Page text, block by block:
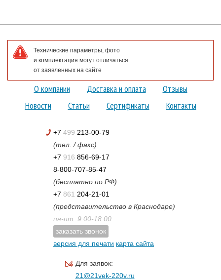
Технические параметры, фото
и комплектация могут отличаться
от заявленных на сайте
О компании Доставка и оплата
Отзывы
Новости
Статьи Сертификаты Контакты
+7 499 213-00-79
(тел. / факс)
+7 916 856-69-17
8-800-707-85-47
(бесплатно по РФ)
+7 861 204-21-01
(представительство в Краснодаре)
пн-пт. 9:00-18:00
заказать звонок
версия для печати карта сайта
Для заявок:
21@21vek-220v.ru